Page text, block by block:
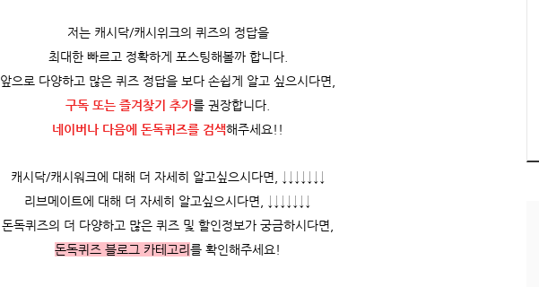
저는 캐시닥/캐시위크의 퀴즈의 정답을
최대한 빠르고 정확하게 포스팅해볼까 합니다.
앞으로 다양하고 많은 퀴즈 정답을 보다 손쉽게 알고 싶으시다면,
구독 또는 즐겨찾기 추가를 권장합니다.
네이버나 다음에 돈독퀴즈를 검색해주세요!!
캐시닥/캐시워크에 대해 더 자세히 알고싶으시다면, ↓↓↓↓↓↓↓
리브메이트에 대해 더 자세히 알고싶으시다면, ↓↓↓↓↓↓↓
돈독퀴즈의 더 다양하고 많은 퀴즈 및 할인정보가 궁금하시다면,
돈독퀴즈 블로그 카테고리를 확인해주세요!